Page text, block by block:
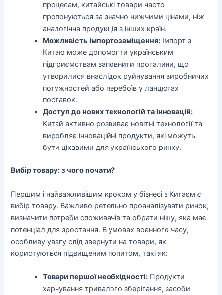
процесам, китайські товари часто
пропонуються за значно нижчими цінами, ніж
аналогічна продукція з інших країн.
Можливість імпортозаміщення: Імпорт з
Китаю може допомогти українським
підприємствам заповнити прогалини, що
утворилися внаслідок руйнування виробничих
потужностей або перебоїв у ланцюгах
поставок.
Доступ до нових технологій та інновацій:
Китай активно розвиває новітні технології та
виробляє інноваційні продукти, які можуть
бути цікавими для українського ринку.
Вибір товару: з чого почати?
Першим і найважливішим кроком у бізнесі з Китаєм є
вибір товару. Важливо ретельно проаналізувати ринок,
визначити потреби споживачів та обрати нішу, яка має
потенціал для зростання. В умовах воєнного часу,
особливу увагу слід звернути на товари, які
користуються підвищеним попитом, такі як:
Товари першої необхідності: Продукти
харчування тривалого зберігання, засоби